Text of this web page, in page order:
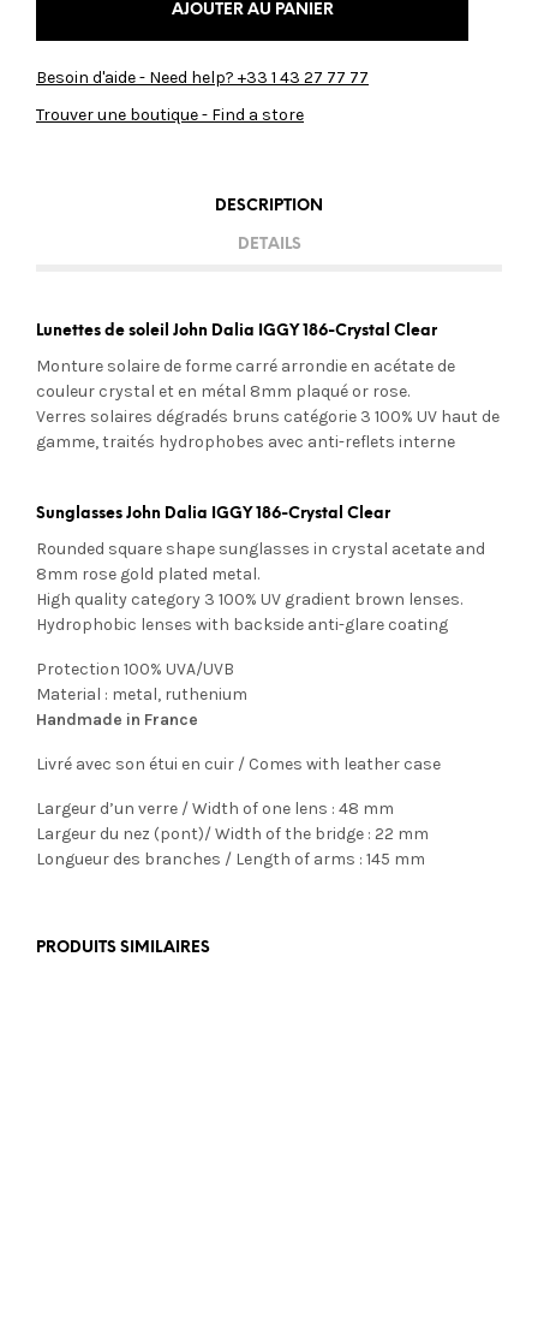
AJOUTER AU PANIER
Besoin d'aide - Need help? +33 1 43 27 77 77
Trouver une boutique - Find a store
DESCRIPTION
DETAILS
Lunettes de soleil John Dalia IGGY 186-Crystal Clear
Monture solaire de forme carré arrondie en acétate de
couleur crystal et en métal 8mm plaqué or rose.
Verres solaires dégradés bruns catégorie 3 100% UV haut de
gamme, traités hydrophobes avec anti-reflets interne
Sunglasses John Dalia IGGY 186-Crystal Clear
Rounded square shape sunglasses in crystal acetate and
8mm rose gold plated metal.
High quality category 3 100% UV gradient brown lenses.
Hydrophobic lenses with backside anti-glare coating
Protection 100% UVA/UVB
Material : metal, ruthenium
Handmade in France
Livré avec son étui en cuir / Comes with leather case
Largeur d’un verre / Width of one lens : 48 mm
Largeur du nez (pont)/ Width of the bridge : 22 mm
Longueur des branches / Length of arms : 145 mm
PRODUITS SIMILAIRES